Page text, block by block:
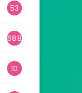
53
688
10